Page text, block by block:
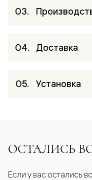
Доставка
Установка
ОСТАЛИСЬ
Если у вас остались